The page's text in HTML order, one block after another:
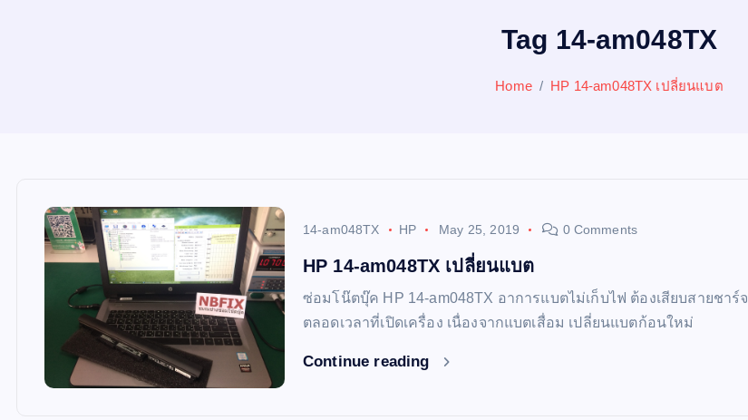
Tag 14-am048TX
Home HP 14-am048TX เปลี่ยนแบต
14-am048TX HP May 25, 2019 0 Comments
HP 14-am048TX เปลี่ยนแบต
ซ่อมโน๊ตบุ๊ค HP 14-am048TX อาการแบตไม่เก็บไฟ ต้องเสียบสายชาร์จ
ตลอดเวลาที่เปิดเครื่อง เนื่องจากแบตเสื่อม เปลี่ยนแบตก้อนใหม่
Continue reading